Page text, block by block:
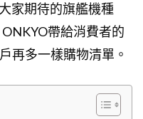
家期待的旗艦機種
帶給消費者的
再多一樣購物清單。